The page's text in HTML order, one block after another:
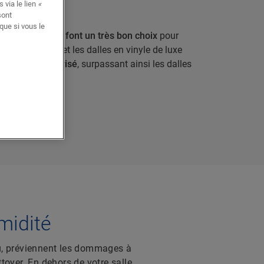
uniques qui en font un très bon choix pour
les lames et les dalles en vinyle de luxe
bain le plus prisé, surpassant ainsi les dalles
préviennent les dommages à
via le lien «
si vous le